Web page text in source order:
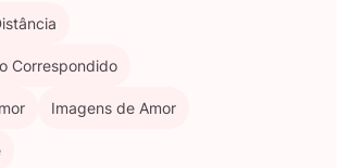
Correspondido
Imagens de Amor